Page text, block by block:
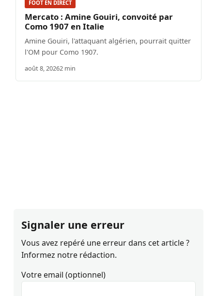
FOOT EN DIRECT
Mercato : Amine Gouiri, convoité par
Como 1907 en Italie
Amine Gouiri, l'attaquant algérien, pourrait quitter
l'OM pour Como 1907.
août 8, 20262 min
Signaler une erreur
Vous avez repéré une erreur dans cet article ?
Informez notre rédaction.
Votre email (optionnel)